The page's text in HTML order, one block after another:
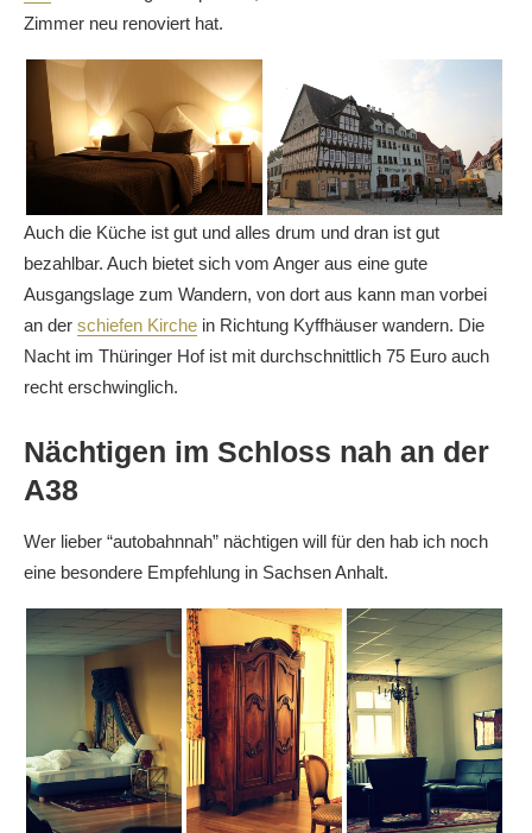
Zimmer neu renoviert hat.
Auch die Küche ist gut und alles drum und dran ist gut
bezahlbar. Auch bietet sich vom Anger aus eine gute
Ausgangslage zum Wandern, von dort aus kann man vorbei
an der schiefen Kirche in Richtung Kyffhäuser wandern. Die
Nacht im Thüringer Hof ist mit durchschnittlich 75 Euro auch
recht erschwinglich.
Nächtigen im Schloss nah an der
A38
Wer lieber “autobahnnah” nächtigen will für den hab ich noch
eine besondere Empfehlung in Sachsen Anhalt.